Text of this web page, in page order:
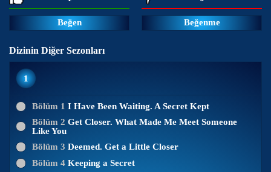
Beğen Beğenme
Dizinin Diğer Sezonları
1
Bölüm 1 I Have Been Waiting. A Secret Kept
Bölüm 2 Get Closer. What Made Me Meet Someone
Like You
Bölüm 3 Deemed. Get a Little Closer
Bölüm 4 Keeping a Secret